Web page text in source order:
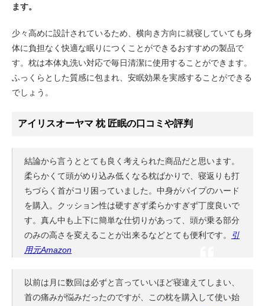
ます。
少々高めに設計されているため、横向き方向に就寝していても身
体に負担なく快適な眠りにつくことができるおすすめの製品で
す。枕は本体丸洗い対応で毎日清潔に使用することができます。
ふっくらとした質感に包まれ、安眠効果を実感することができる
でしょう。
アイリスオーヤマ 枕 匠眠の口コミや評判
結論から言うととても良く考えられた商品だと思います。
柔らかくて頭がめり込み低くなる枕ばかりで、寝返りも打
ちづらく首がコリ困っていました。中身がパイプのハード
を購入。クッション性は硬すぎず柔らかすぎず丁度良いで
す。真ん中も上下に簡単な仕切りがあって、頭が乗る部分
のみの高さを変えることが出来るなどとても便利です。
引
用元Amazon
以前は月に数回は必ずと言っていいほど寝違えてしまい、
首の痛みが悩みだったのですが、この枕を購入して使い始